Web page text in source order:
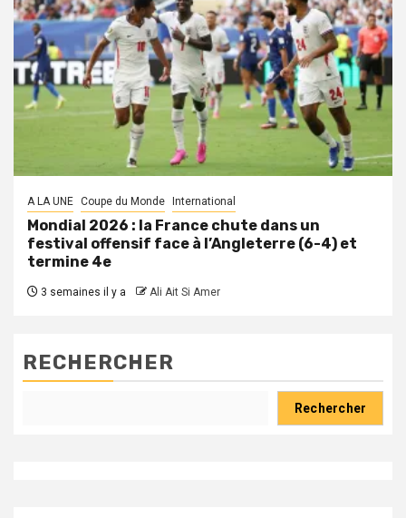
A LA UNE Coupe du Monde International
Mondial 2026 : la France chute dans un
festival offensif face à l’Angleterre (6-4) et
termine 4e
3 semaines il y a Ali Ait Si Amer
RECHERCHER
Rechercher